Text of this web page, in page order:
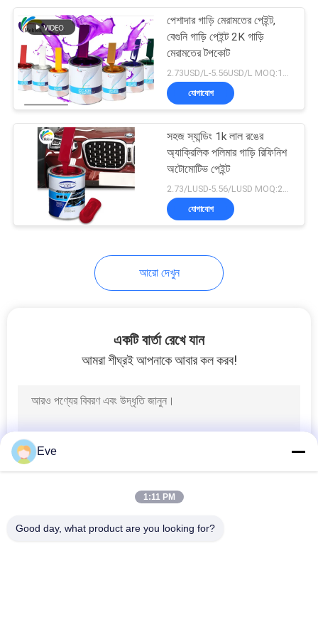
কার পেইন্ট হার্ডেনার
কার পেইন্ট থিনার
অটো পেইন্ট প্রাইমার
অটো ডিটেইলিং সরবরাহ
পেশাদার গাড়ি মেরামতের পেইন্ট,
বেগুনি গাড়ি পেইন্ট 2K গাড়ি
মেরামতের টপকোট
যোগাযোগ
সহজ স্যান্ডিং 1k লাল রঙের
অ্যাক্রিলিক পলিমার গাড়ি রিফিনিশ
অটোমোটিভ পেইন্ট
যোগাযোগ
আরো দেখুন
একটি বার্তা রেখে যান
আমরা শীঘ্রই আপনাকে আবার কল করব!
Eve
1:11 PM
Good day, what product are you looking for?